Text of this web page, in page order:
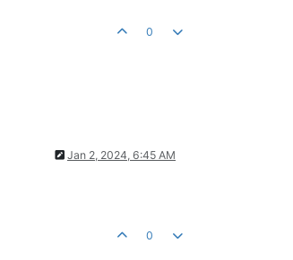
0
Jan 2, 2024, 6:45 AM
0